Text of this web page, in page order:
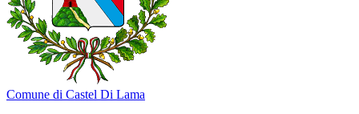
Comune di Castel Di Lama